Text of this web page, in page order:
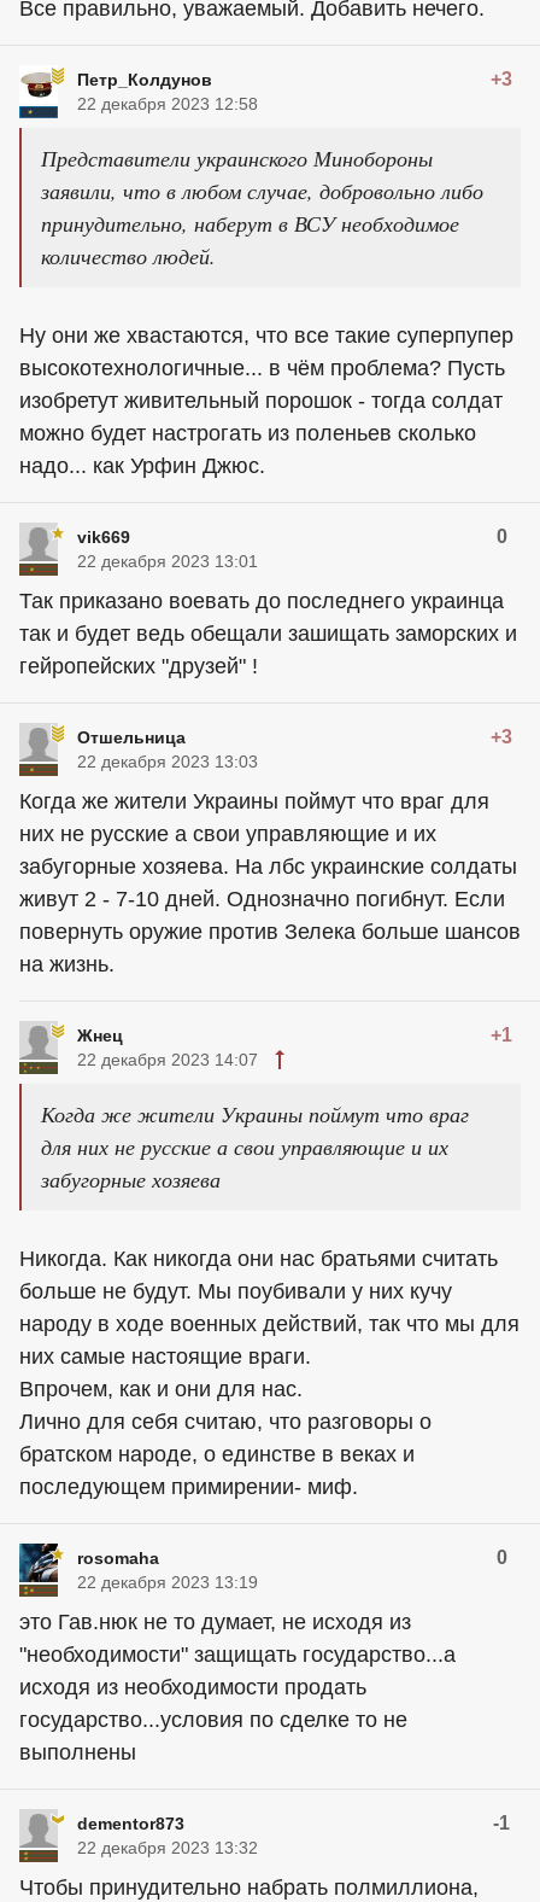
Все правильно, уважаемый. Добавить нечего.
Петр_Колдунов +3
22 декабря 2023 12:58
Представители украинского Минобороны
заявили, что в любом случае, добровольно либо
принудительно, наберут в ВСУ необходимое
количество людей.
Ну они же хвастаются, что все такие суперпупер
высокотехнологичные... в чём проблема? Пусть
изобретут живительный порошок - тогда солдат
можно будет настрогать из поленьев сколько
надо... как Урфин Джюс.
vik669 0
22 декабря 2023 13:01
Так приказано воевать до последнего украинца
так и будет ведь обещали зашищать заморских и
гейропейских "друзей" !
Отшельница +3
22 декабря 2023 13:03
Когда же жители Украины поймут что враг для
них не русские а свои управляющие и их
забугорные хозяева. На лбс украинские солдаты
живут 2 - 7-10 дней. Однозначно погибнут. Если
повернуть оружие против Зелека больше шансов
на жизнь.
Жнец +1
22 декабря 2023 14:07
Когда же жители Украины поймут что враг
для них не русские а свои управляющие и их
забугорные хозяева
Никогда. Как никогда они нас братьями считать
больше не будут. Мы поубивали у них кучу
народу в ходе военных действий, так что мы для
них самые настоящие враги.
Впрочем, как и они для нас.
Лично для себя считаю, что разговоры о
братском народе, о единстве в веках и
последующем примирении- миф.
rosomaha 0
22 декабря 2023 13:19
это Гав.нюк не то думает, не исходя из
"необходимости" защищать государство...а
исходя из необходимости продать
государство...условия по сделке то не
выполнены
dementor873 -1
22 декабря 2023 13:32
Чтобы принудительно набрать полмиллиона,